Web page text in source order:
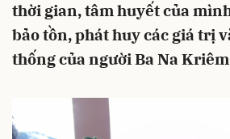
thời gian, tâm huyết của
bảo tồn, phát huy các giá trị
thống của người Ba Na